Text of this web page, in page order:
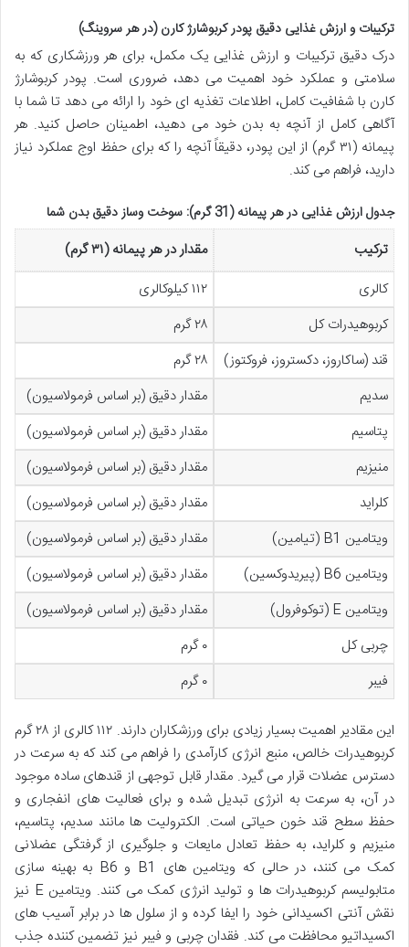
ترکیبات و ارزش غذایی دقیق پودر کربوشارژ کارن (در هر سروینگ)
درک دقیق ترکیبات و ارزش غذایی یک مکمل، برای هر ورزشکاری که به
سلامتی و عملکرد خود اهمیت می دهد، ضروری است. پودر کربوشارژ
کارن با شفافیت کامل، اطلاعات تغذیه ای خود را ارائه می دهد تا شما با
آگاهی کامل از آنچه به بدن خود می دهید، اطمینان حاصل کنید. هر
پیمانه (۳۱ گرم) از این پودر، دقیقاً آنچه را که برای حفظ اوج عملکرد نیاز
دارید، فراهم می کند.
جدول ارزش غذایی در هر پیمانه (31 گرم): سوخت وساز دقیق بدن شما
ترکیب
مقدار در هر پیمانه (۳۱ گرم)
کالری
۱۱۲ کیلوکالری
کربوهیدرات کل
۲۸ گرم
قند (ساکاروز، دکستروز، فروکتوز)
۲۸ گرم
سدیم
مقدار دقیق (بر اساس فرمولاسیون)
پتاسیم
مقدار دقیق (بر اساس فرمولاسیون)
منیزیم
مقدار دقیق (بر اساس فرمولاسیون)
کلراید
مقدار دقیق (بر اساس فرمولاسیون)
ویتامین B1 (تیامین)
مقدار دقیق (بر اساس فرمولاسیون)
ویتامین B6 (پیریدوکسین)
مقدار دقیق (بر اساس فرمولاسیون)
ویتامین E (توکوفرول)
مقدار دقیق (بر اساس فرمولاسیون)
چربی کل
۰ گرم
فیبر
۰ گرم
این مقادیر اهمیت بسیار زیادی برای ورزشکاران دارند. ۱۱۲ کالری از ۲۸ گرم
کربوهیدرات خالص، منبع انرژی کارآمدی را فراهم می کند که به سرعت در
دسترس عضلات قرار می گیرد. مقدار قابل توجهی از قندهای ساده موجود
در آن، به سرعت به انرژی تبدیل شده و برای فعالیت های انفجاری و
حفظ سطح قند خون حیاتی است. الکترولیت ها مانند سدیم، پتاسیم،
منیزیم و کلراید، به حفظ تعادل مایعات و جلوگیری از گرفتگی عضلانی
کمک می کنند، در حالی که ویتامین های B1 و B6 به بهینه سازی
متابولیسم کربوهیدرات ها و تولید انرژی کمک می کنند. ویتامین E نیز
نقش آنتی اکسیدانی خود را ایفا کرده و از سلول ها در برابر آسیب های
اکسیداتیو محافظت می کند. فقدان چربی و فیبر نیز تضمین کننده جذب